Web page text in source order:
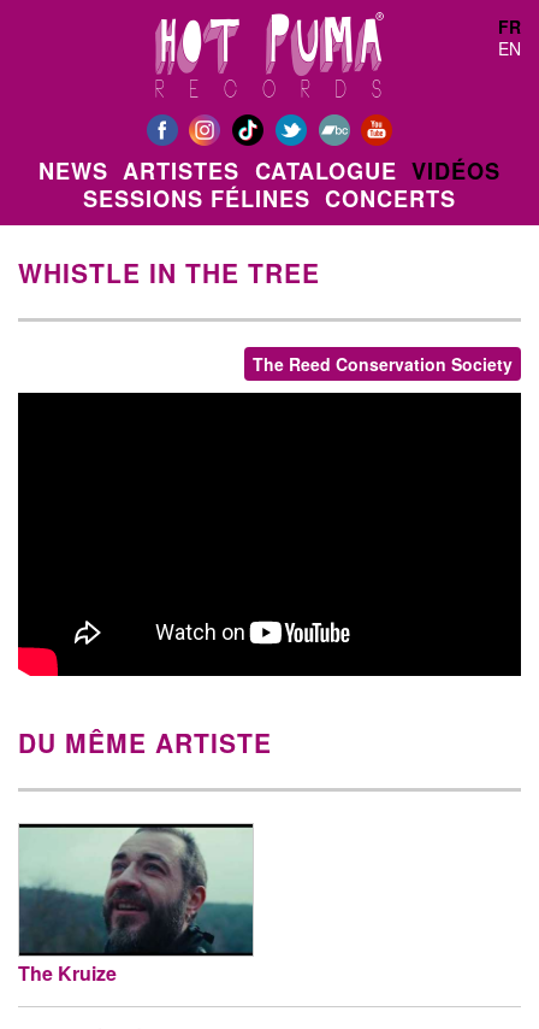
FR
EN
NEWS ARTISTES CATALOGUE VIDÉOS
SESSIONS FÉLINES CONCERTS
WHISTLE IN THE TREE
The Reed Conservation Society
DU MÊME ARTISTE
The Kruize